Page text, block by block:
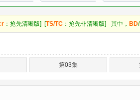
：抢先清晰版] [TS/TC ：抢先非清晰版] - 其中， BD/
第03集